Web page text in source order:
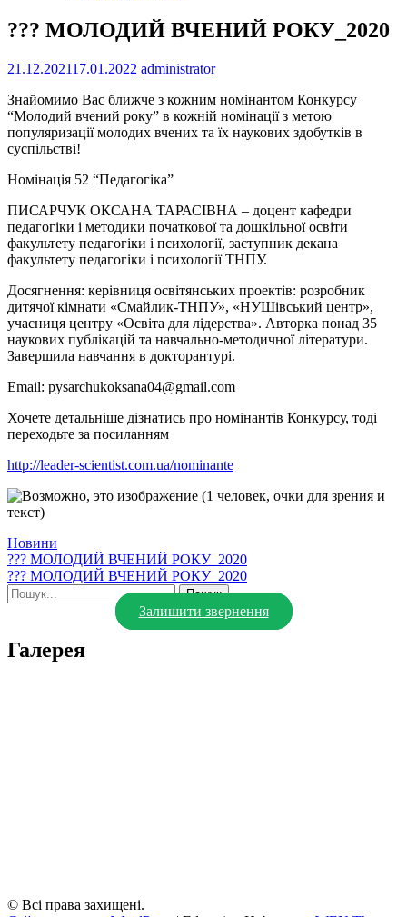
??? МОЛОДИЙ ВЧЕНИЙ РОКУ_2020
21.12.202117.01.2022 administrator
Знайомимо Вас ближче з кожним номінантом Конкурсу
“Молодий вчений року” в кожній номінації з метою
популяризації молодих вчених та їх наукових здобутків в
суспільстві!
Номінація 52 “Педагогіка”
ПИСАРЧУК ОКСАНА ТАРАСІВНА – доцент кафедри
педагогіки і методики початкової та дошкільної освіти
факультету педагогіки і психології, заступник декана
факультету педагогіки і психології ТНПУ.
Досягнення: керівниця освітянських проектів: розробник
дитячої кімнати «Смайлик-ТНПУ», «НУШівський центр»,
учасниця центру «Освіта для лідерства». Авторка понад 35
наукових публікацій та навчально-методичної літератури.
Завершила навчання в докторантурі.
Email: pysarchukoksana04@gmail.com
Хочете детальніше дізнатись про номінантів Конкурсу, тоді
переходьте за посиланням
http://leader-scientist.com.ua/nominante
Новини
Навігація
записів
??? МОЛОДИЙ ВЧЕНИЙ РОКУ_2020
??? МОЛОДИЙ ВЧЕНИЙ РОКУ_2020
Шукати:
Залишити звернення
Галерея
© Всі права захищені.